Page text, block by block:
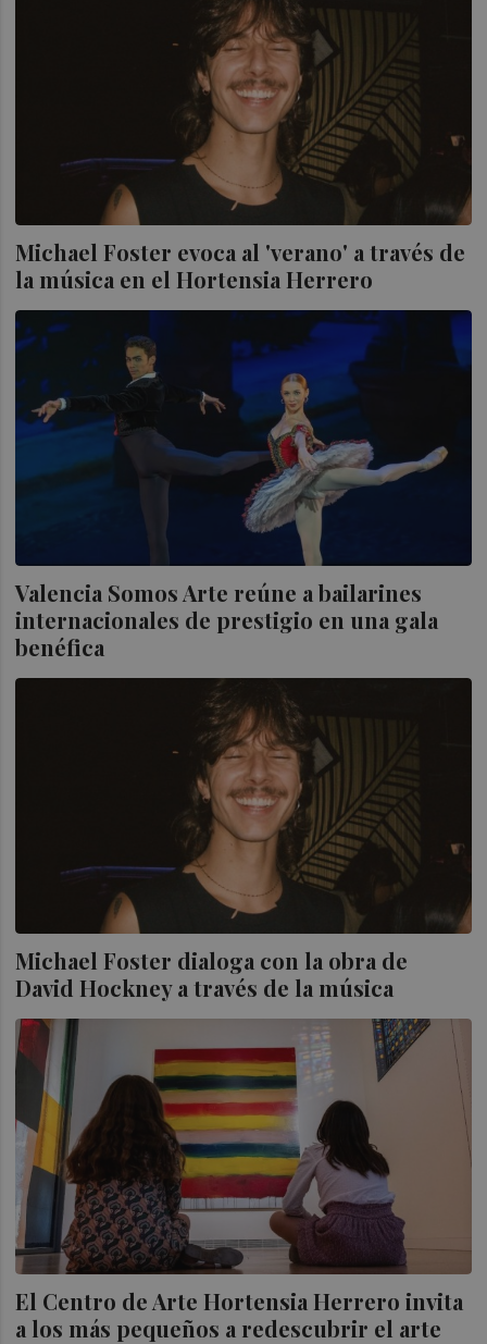
Michael Foster evoca al 'verano' a través de
la música en el Hortensia Herrero
Valencia Somos Arte reúne a bailarines
internacionales de prestigio en una gala
benéfica
Michael Foster dialoga con la obra de
David Hockney a través de la música
El Centro de Arte Hortensia Herrero invita
a los más pequeños a redescubrir el arte